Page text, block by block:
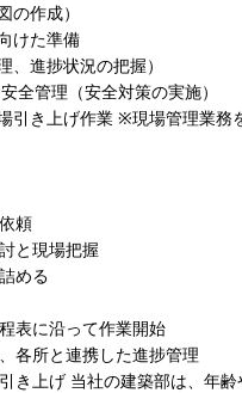
の作成）
けた準備
、進捗状況の把握）
全管理（安全対策の実施）
引き上げ作業 ※現場管理業
頼
と現場把握
める
表に沿って作業開始
各所と連携した進捗管理
き上げ 当社の建築部は、年